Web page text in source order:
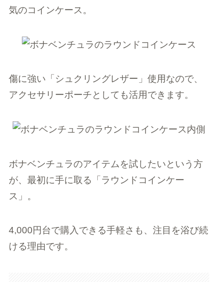
気のコインケース。
傷に強い「シュクリングレザー」使用なので、
アクセサリーポーチとしても活用できます。
ボナベンチュラのアイテムを試したいという方
が、最初に手に取る「ラウンドコインケー
ス」。
4,000円台で購入できる手軽さも、注目を浴び続
ける理由です。